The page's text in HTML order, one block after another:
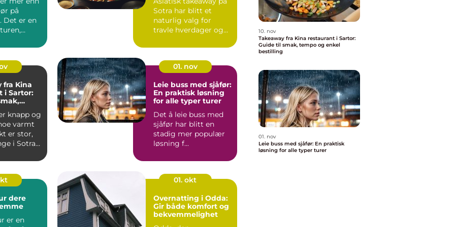
på
Det er en
enkelt
Sotra har blitt et
naturlig valg for
travle hverdager og
fra Kina
i Sartor:
knapp og
varmt
er stor,
i Sotra-
01. nov
Leie buss med sjåfør:
En praktisk løsning
for alle typer turer
Det å leie buss med
sjåfør har blitt en
stadig mer populær
løsning f...
dere
er en
01. okt
Overnatting i Odda:
Gir både komfort og
bekvemmelighet
10. nov
Takeaway fra Kina restaurant i Sartor:
Guide til smak, tempo og enkel
bestilling
01. nov
Leie buss med sjåfør: En praktisk
løsning for alle typer turer